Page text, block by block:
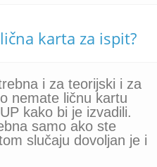
karta za ispit?
i za teorijski i za
nemate ličnu kartu
kako bi je izvadili.
samo ako ste
slučaju dovoljan je i